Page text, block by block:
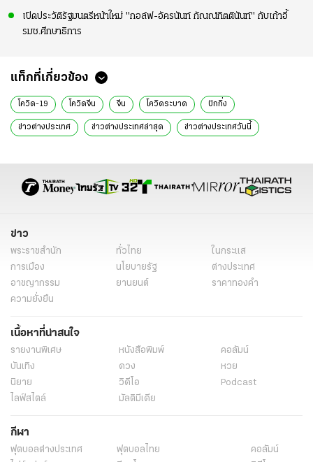
เปิดประวัติรัฐมนตรีหน้าใหม่ "กอล์ฟ-อัครนันท์ กัณณ์กิตตินันท์" กับเก้าอี้
รมช.ศึกษาธิการ
แท็กที่เกี่ยวข้อง
โควิด-19 โควิดจีน จีน โควิดระบาด ปักกิ่ง
ข่าวต่างประเทศ ข่าวต่างประเทศล่าสุด ข่าวต่างประเทศวันนี้
ข่าว
พระราชสำนัก ทั่วไทย
ในกระแส
การเมือง
นโยบายรัฐ
ต่างประเทศ
อาชญากรรม
ยานยนต์
ราคาทองคำ
ความยั่งยืน
เนื้อหาที่น่าสนใจ
รายงานพิเศษ หนังสือพิมพ์
คอลัมน์
บันเทิง
ดวง
หวย
นิยาย
วิดีโอ
Podcast
ไลฟ์สไตล์
มัลติมีเดีย
กีฬา
ฟุตบอลต่่างประเทศ ฟุตบอลไทย
คอลัมน์